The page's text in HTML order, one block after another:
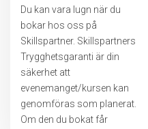
Du kan vara lugn när du
bokar hos oss på
Skillspartner. Skillspartners
Trygghetsgaranti är din
säkerhet att
evenemanget/kursen kan
genomföras som planerat.
Om den du bokat får